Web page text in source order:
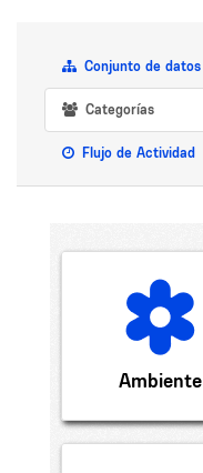
Conjunto de datos
Categorías
Flujo de Actividad
Ambiente